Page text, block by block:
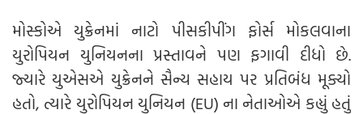
મોસ્કોએ યુક્રેનમાં નાટો પીસકીપીંગ ફોર્સ મોકલવાના
યુરોપિયન યુનિયનના પ્રસ્તાવને પણ ફગાવી દીધો છે.
જ્યારે યુએસએ યુક્રેનને સૈન્ય સહાય પર પ્રતિબંધ મૂક્યો
હતો, ત્યારે યુરોપિયન યુનિયન (EU) ના નેતાઓએ કહ્યું હતું